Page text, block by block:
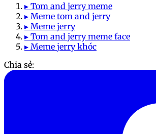
▸ Tom and jerry meme
▸ Meme tom and jerry
▸ Meme jerry
▸ Tom and jerry meme face
▸ Meme jerry khóc
Chia sẻ: